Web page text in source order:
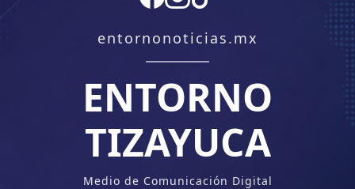
entornonoticias.mx
ENTORNO
TIZAYUCA
Medio de Comunicación Digital